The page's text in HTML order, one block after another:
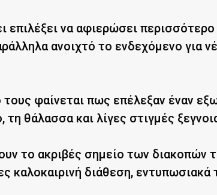
επιλέξει να αφιερώσει
ανοιχτό το ενδεχόμενο για
φαίνεται πως επέλεξαν έναν
τη θάλασσα και λίγες στιγμές
το ακριβές σημείο των διακοπών
καλοκαιρινή διάθεση, εντυπωσιακά